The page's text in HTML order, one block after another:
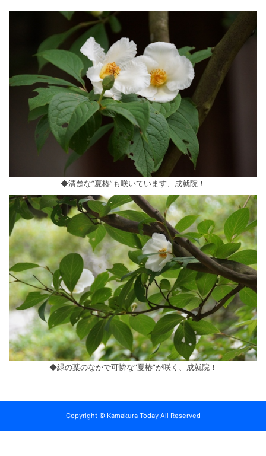
◆清楚な”夏椿”も咲いています、成就院！
◆緑の葉のなかで可憐な”夏椿”が咲く、成就院！
Copyright © Kamakura Today All Reserved